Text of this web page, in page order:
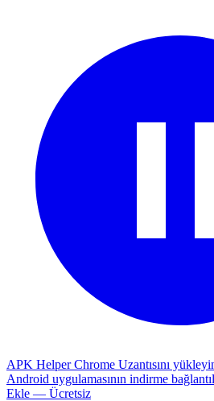
APK Helper Chrome Uzantısını
Android uygulamasının indirme
Ekle — Ücretsiz